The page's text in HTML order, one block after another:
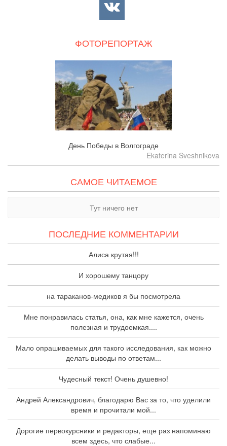
ФОТОРЕПОРТАЖ
День Победы в Волгограде
Ekaterina Sveshnikova
САМОЕ ЧИТАЕМОЕ
Тут ничего нет
ПОСЛЕДНИЕ КОММЕНТАРИИ
Алиса крутая!!!
И хорошему танцору
на тараканов-медиков я бы посмотрела
Мне понравилась статья, она, как мне кажется, очень
полезная и трудоемкая....
Мало опрашиваемых для такого исследования, как можно
делать выводы по ответам...
Чудесный текст! Очень душевно!
Андрей Александрович, благодарю Вас за то, что уделили
время и прочитали мой...
Дорогие первокурсники и редакторы, еще раз напоминаю
всем здесь, что слабые...